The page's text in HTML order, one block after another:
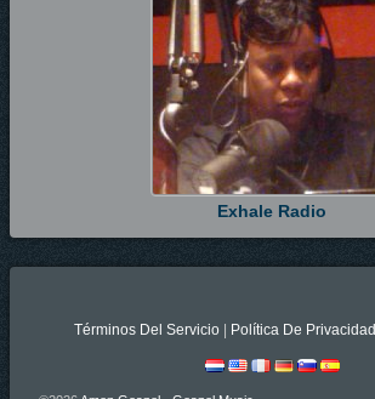
Exhale Radio
Términos Del Servicio| Política De Privacidad